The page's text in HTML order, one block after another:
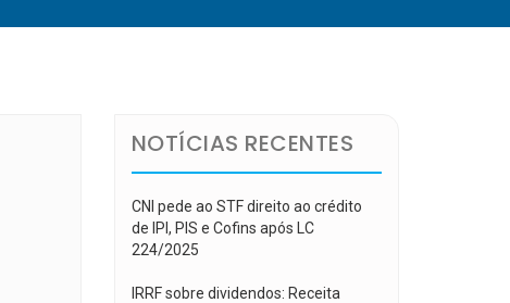
NOTÍCIAS RECENTES
CNI pede ao STF direito ao crédito
de IPI, PIS e Cofins após LC
224/2025
IRRF sobre dividendos: Receita